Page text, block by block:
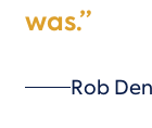
was.”
Rob